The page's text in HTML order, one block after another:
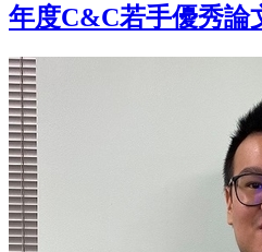
年度C&C若手優秀論